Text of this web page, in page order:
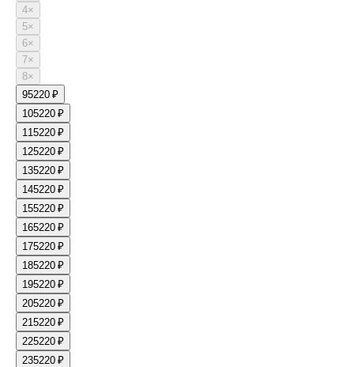
4×
5×
6×
7×
8×
95220 ₽
105220 ₽
115220 ₽
125220 ₽
135220 ₽
145220 ₽
155220 ₽
165220 ₽
175220 ₽
185220 ₽
195220 ₽
205220 ₽
215220 ₽
225220 ₽
235220 ₽